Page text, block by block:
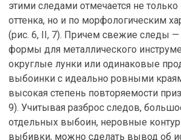
этими следами отмечается не только
оттенка, но и по морфологическим
(рис. 6, II, 7). Причем свежие следы —
формы для металлического
округлые лунки или одинаковые
выбоинки с идеально ровными
высокая степень повторяемости
9). Учитывая разброс следов,
отдельных выбоин, неровные
выбивки, можно сделать вывод об